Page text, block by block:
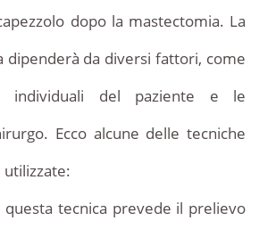
dopo la mastectomia. La
dipenderà da diversi fattori, come
individuali del paziente e le
Ecco alcune delle tecniche
questa tecnica prevede il prelievo